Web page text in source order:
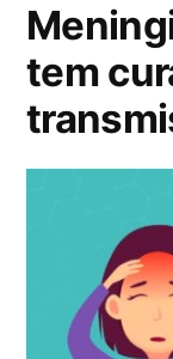
tem